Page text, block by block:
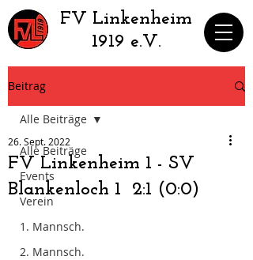
​FV Linkenheim
1919 e.V.
Beitrag
Alle Beiträge
Events
Verein
1. Mannsch.
2. Mannsch.
Alle Beiträge
FV Linkenheim 1 - SV
Blankenloch 1 2:1 (0:0)
26. Sept. 2022